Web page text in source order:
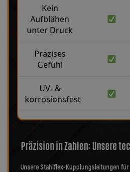
Kein
Aufblähen
unter Druck
Präzises
Gefühl
UV- &
korrosionsfest
Präzision in Zahlen: Unsere
Unsere Stahlflex-Kupplungsleitungen für